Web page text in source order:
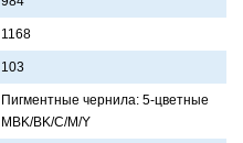
1168
103
Пигментные чернилa: 5-цветные
MBK/BK/C/M/Y